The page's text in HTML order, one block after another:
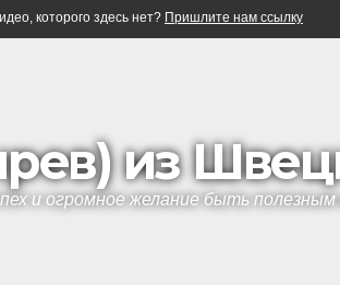
которого здесь нет? Пришлите нам ссылку
из
и огромное желание быть